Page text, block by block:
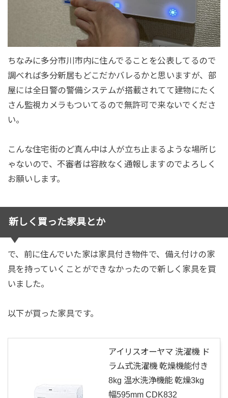
ちなみに多分市川市内に住んでることを公表してるので
調べれば多分新居もどこだかバレるかと思いますが、部
屋には全日警の警備システムが搭載されてて建物にたく
さん監視カメラもついてるので無許可で来ないでくださ
い。
こんな住宅街のど真ん中は人が立ち止まるような場所じ
ゃないので、不審者は容赦なく通報しますのでよろしく
お願いします。
新しく買った家具とか
で、前に住んでいた家は家具付き物件で、備え付けの家
具を持っていくことができなかったので新しく家具を買
いました。
以下が買った家具です。
アイリスオーヤマ 洗濯機 ド
ラム式洗濯機 乾燥機能付き
8kg 温水洗浄機能 乾燥3kg
幅595mm CDK832